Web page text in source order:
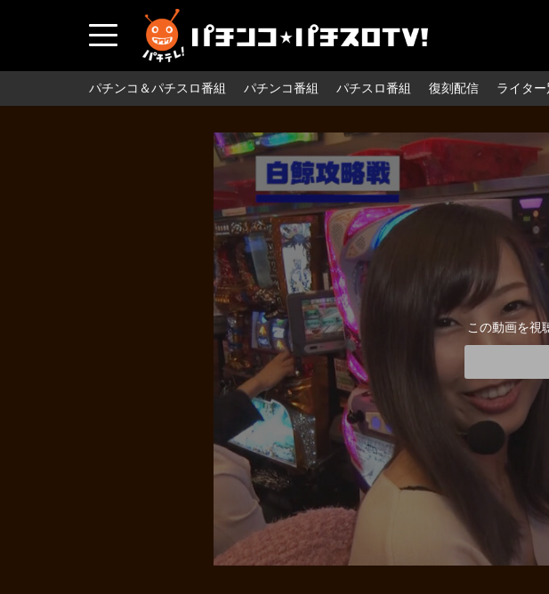
パチンコ＆パチスロ番組 パチンコ番組 パチスロ番組 復刻配信 ライター
この動画を視